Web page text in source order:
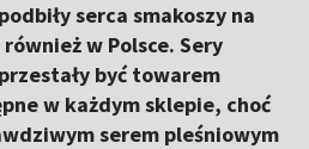
serca smakoszy na
w Polsce. Sery
być towarem
w każdym sklepie, choć
serem pleśniowym